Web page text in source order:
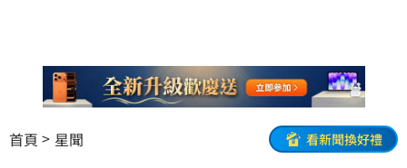
首頁 星聞 看新聞換好禮